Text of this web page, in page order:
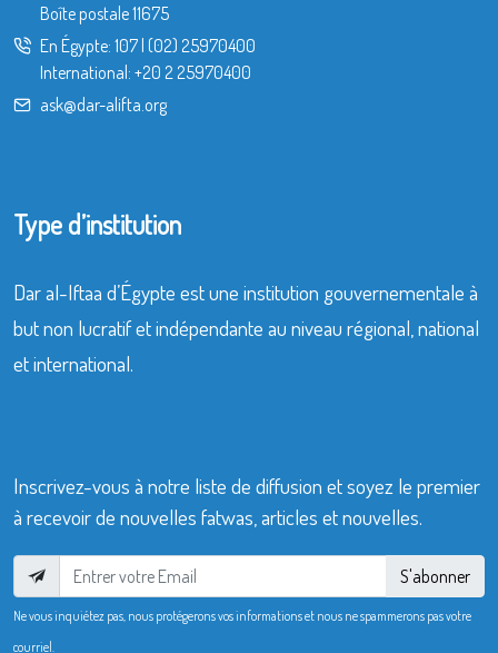
Boîte postale 11675
En Égypte: 107| (02) 25970400
International: +20 2 25970400
ask@dar-alifta.org
Type d’institution
Dar al-Iftaa d’Égypte est une institution gouvernementale à
but non lucratif et indépendante au niveau régional, national
et international.
Inscrivez-vous à notre liste de diffusion et soyez le premier
à recevoir de nouvelles fatwas, articles et nouvelles.
S'abonner
Ne vous inquiétez pas, nous protégerons vos informations et nous ne spammerons pas votre
courriel.